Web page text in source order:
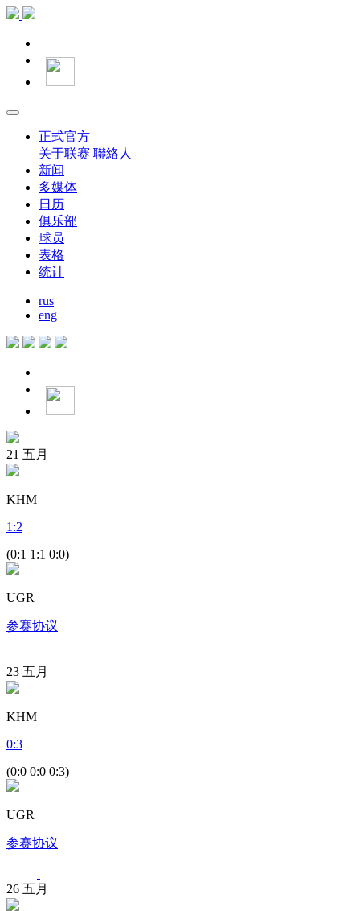
正式官方
关于联赛 聯絡人
新闻
多媒体
日历
俱乐部
球员
表格
统计
rus
eng
21 五月
KHM
1 :2
(0:1 1:1 0:0)
UGR
参赛协议
23 五月
KHM
0:3
(0:0 0:0 0:3)
UGR
参赛协议
26 五月